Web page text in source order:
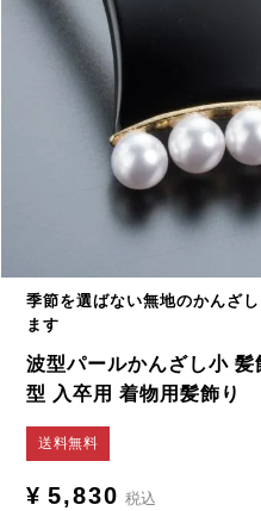
季節を選ばない無地のかんざ
ます
波型パールかんざし小
型 入卒用 着物用髪飾り
送料無料
¥ 5,830 税込